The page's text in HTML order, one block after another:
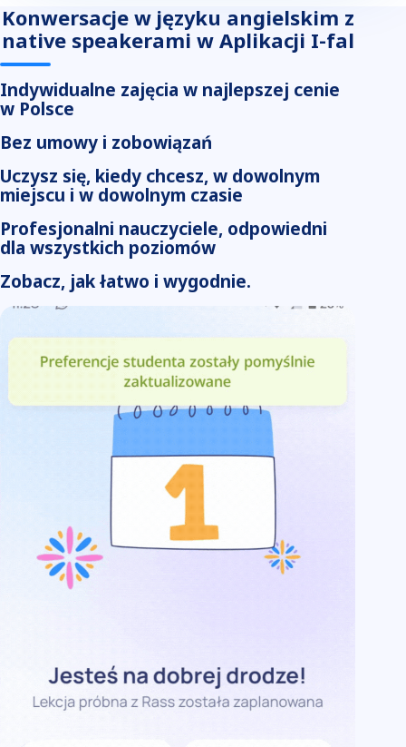
Konwersacje w języku angielskim z
native speakerami w Aplikacji I-fal
Indywidualne zajęcia w najlepszej cenie
w Polsce
Bez umowy i zobowiązań
Uczysz się, kiedy chcesz, w dowolnym
miejscu i w dowolnym czasie
Profesjonalni nauczyciele, odpowiedni
dla wszystkich poziomów
Zobacz, jak łatwo i wygodnie.